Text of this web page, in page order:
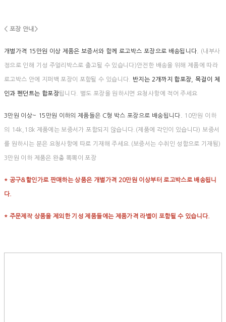
< 포장 안내>
개별가격 15만원 이상 제품은 보증서와 함께 로고박스 포장으로 배송됩니다. (내부사
정으로 인해 기성 주얼리박스로 출고될 수 있습니다)안전한 배송을 위해 제품에 따라
로고박스 안에 지퍼백 포장이 포함될 수 있습니다. 반지는 2개까지 합포장, 목걸이 체
인과 펜던트는 합포장됩니다. 별도 포장을 원하시면 요청사항에 적어 주세요
3만원 이상~ 15만원 이하의 제품들은 C형 박스 포장으로 배송됩니다. 10만원 이하
의 14k,18k 제품에는 보증서가 포함되지 않습니다.(제품에 각인이 있습니다) 보증서
를 원하시는 분은 요청사항에 따로 기재해 주세요.(보증서는 수취인 성함으로 기재됨)
3만원 이하 제품은 완충 뽁뽁이 포장
* 공구&할인가로 판매하는 상품은 개별가격 20만원 이상부터 로고박스로 배송됩니
다.
* 주문제작 상품을 제외한 기성 제품들에는 제품가격 라벨이 포함될 수 있습니다.